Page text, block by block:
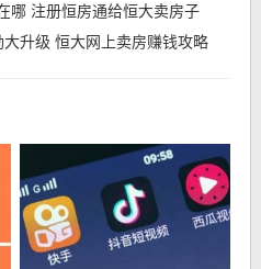
哪 注册恒房通给恒大卖房子
升级 恒大网上卖房赚钱攻略